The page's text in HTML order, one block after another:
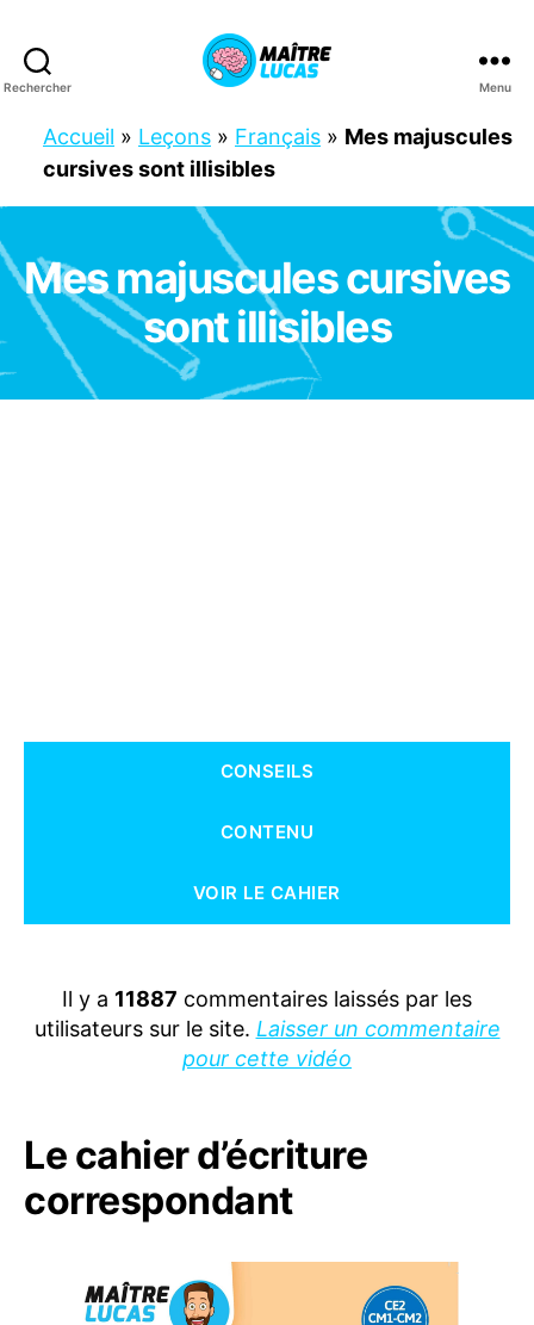
Rechercher
Lucas
Menu
Accueil » Leçons » Français » Mes majuscules
cursives sont illisibles
Catégories
C
E
2
Mes majuscules cursives
sont illisibles
CONSEILS
CONTENU
VOIR LE CAHIER
Il y a 11887 commentaires laissés par les
utilisateurs sur le site. Laisser un commentaire
pour cette vidéo
Le cahier d’écriture
correspondant